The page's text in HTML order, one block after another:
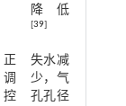
降低
[39]
正
调
控
失水减
少，气
孔孔径